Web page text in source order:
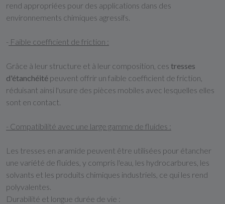
rend appropriées pour des applications dans des
environnements chimiques agressifs.
- Faible coefficient de friction :
Grâce à leur structure et à leur composition, ces tresses
d'étanchéité peuvent offrir un faible coefficient de friction,
réduisant ainsi l'usure des pièces mobiles avec lesquelles elles
sont en contact.
- Compatibilité avec une large gamme de fluides :
Les tresses en aramide peuvent être utilisées pour étancher
une variété de fluides, y compris l'eau, les hydrocarbures, les
solvants et les produits chimiques industriels, ce qui les rend
polyvalentes.
Durabilité et longue durée de vie :